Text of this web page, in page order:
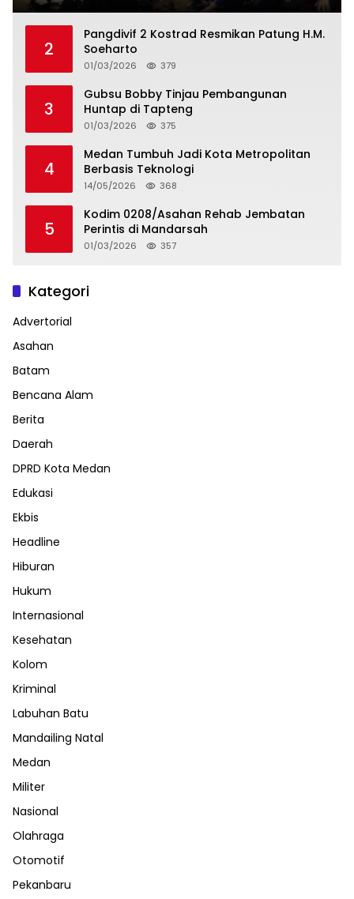
2
Pangdivif 2 Kostrad Resmikan Patung H.M.
Soeharto
01/03/2026 379
3
Gubsu Bobby Tinjau Pembangunan
Huntap di Tapteng
01/03/2026 375
4
Medan Tumbuh Jadi Kota Metropolitan
Berbasis Teknologi
14/05/2026 368
5
Kodim 0208/Asahan Rehab Jembatan
Perintis di Mandarsah
01/03/2026 357
Kategori
Advertorial
Asahan
Batam
Bencana Alam
Berita
Daerah
DPRD Kota Medan
Edukasi
Ekbis
Headline
Hiburan
Hukum
Internasional
Kesehatan
Kolom
Kriminal
Labuhan Batu
Mandailing Natal
Medan
Militer
Nasional
Olahraga
Otomotif
Pekanbaru